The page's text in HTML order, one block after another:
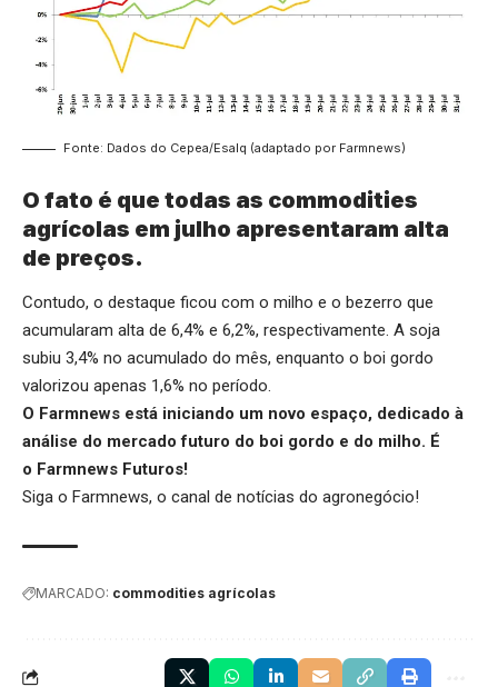
Fonte: Dados do Cepea/Esalq (adaptado por Farmnews)
O fato é que todas as commodities
agrícolas em julho apresentaram alta
de preços.
Contudo, o destaque ficou com o milho e o bezerro que
acumularam alta de 6,4% e 6,2%, respectivamente. A soja
subiu 3,4% no acumulado do mês, enquanto o boi gordo
valorizou apenas 1,6% no período.
O Farmnews está iniciando um novo espaço, dedicado à
análise do mercado futuro do boi gordo e do milho. É
o Farmnews Futuros!
Siga o Farmnews, o canal de notícias do agronegócio!
MARCADO: commodities agrícolas